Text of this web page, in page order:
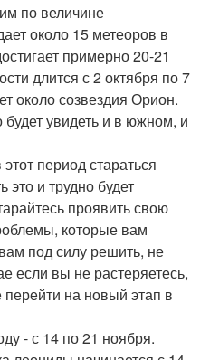
по величине
около 15 метеоров в
примерно 20-21
длится с 2 октября по 7
около созвездия Орион.
увидеть и в южном, и
период стараться
это и трудно будет
проявить свою
которые вам
под силу решить, не
если вы не растеряетесь,
на новый этап в
- с 14 по 21 ноября.